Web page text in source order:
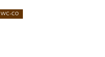
WC-CO